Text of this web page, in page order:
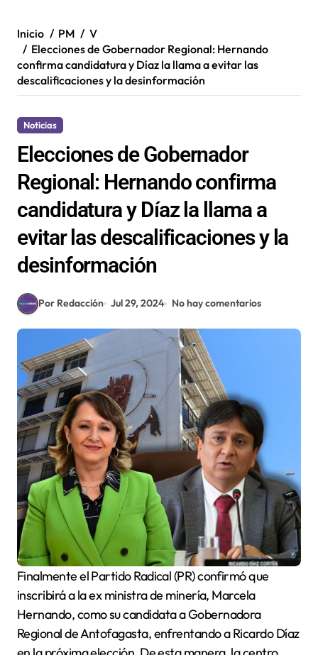
Inicio PM
V
Elecciones de Gobernador Regional: Hernando
confirma candidatura y Díaz la llama a evitar las
descalificaciones y la desinformación
Noticias
Elecciones de Gobernador
Regional: Hernando confirma
candidatura y Díaz la llama a
evitar las descalificaciones y la
desinformación
Por Redacción Jul 29, 2024 No hay comentarios
Finalmente el Partido Radical (PR) confirmó que
inscribirá a la ex ministra de minería, Marcela
Hernando, como su candidata a Gobernadora
Regional de Antofagasta, enfrentando a Ricardo Díaz